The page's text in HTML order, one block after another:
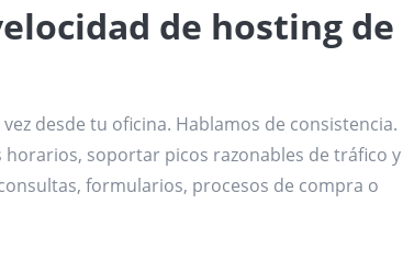
de hosting de
desde tu oficina. Hablamos de consistencia.
soportar picos razonables de tráfico y
formularios, procesos de compra o